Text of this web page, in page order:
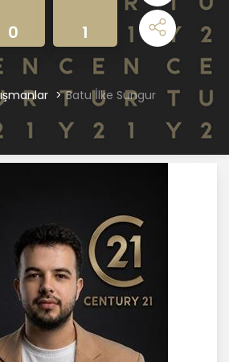
0 1
Batu İlke Sungur